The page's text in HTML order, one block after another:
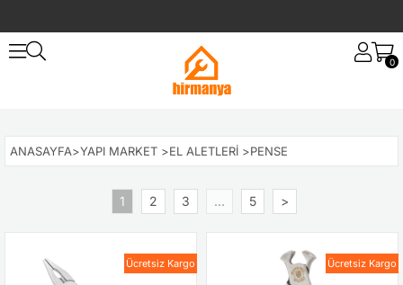
0
ANASAYFA>YAPI MARKET >EL ALETLERI >PENSE
1 2 3 ... 5 >
Ücretsiz Kargo Ücretsiz Kargo